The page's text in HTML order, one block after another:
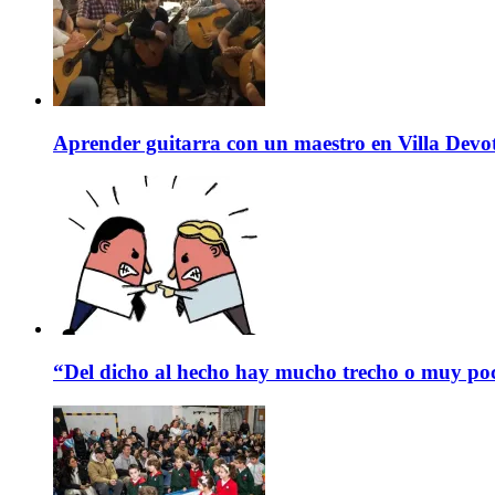
Aprender guitarra con un maestro en Villa
“Del dicho al hecho hay mucho trecho o muy